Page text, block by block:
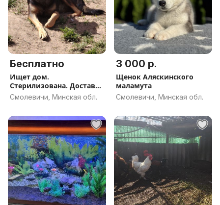
Бесплатно
Ищет дом.
Стерилизована. Доставка
присутствует.
Смолевичи, Минская обл.
3 000 р.
Щенок Аляскинского
маламута
Смолевичи, Минская обл.